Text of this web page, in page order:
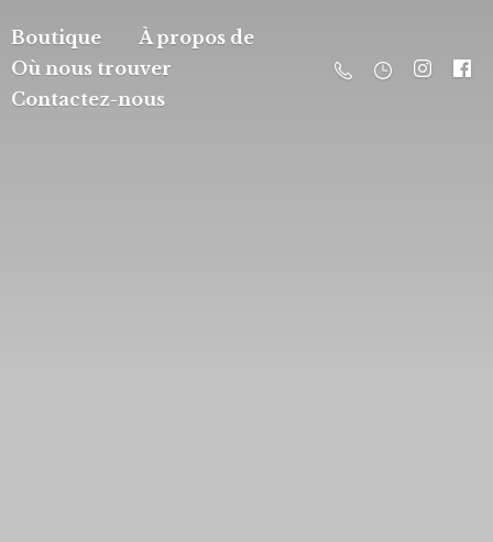
Boutique
À propos de
Où nous trouver
Contactez-nous